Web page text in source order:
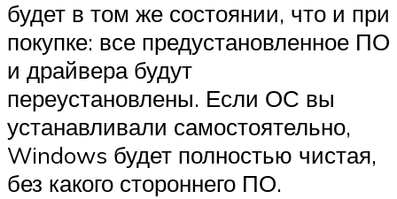
будет в том же состоянии, что и при
покупке: все предустановленное ПО
и драйвера будут
переустановлены. Если ОС вы
устанавливали самостоятельно,
Windows будет полностью чистая,
без какого стороннего ПО.